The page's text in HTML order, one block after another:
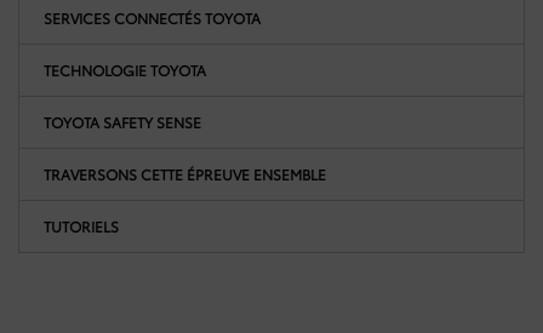
SERVICES CONNECTÉS TOYOTA
TECHNOLOGIE TOYOTA
TOYOTA SAFETY SENSE
TRAVERSONS CETTE ÉPREUVE ENSEMBLE
TUTORIELS